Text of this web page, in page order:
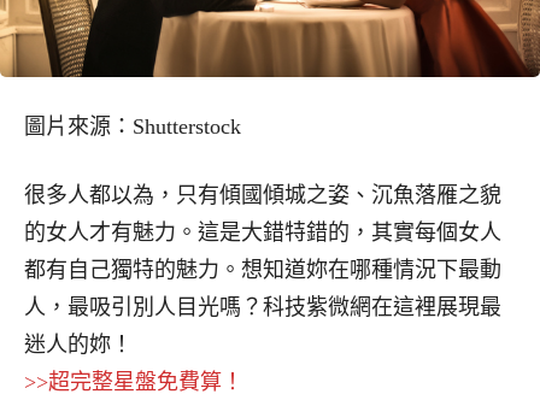
圖片來源：Shutterstock
很多人都以為，只有傾國傾城之姿、沉魚落雁之貌
的女人才有魅力。這是大錯特錯的，其實每個女人
都有自己獨特的魅力。想知道妳在哪種情況下最動
人，最吸引別人目光嗎？科技紫微網在這裡展現最
迷人的妳！
>>超完整星盤免費算！